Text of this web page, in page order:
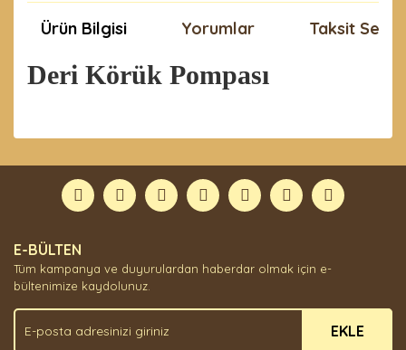
Ürün Bilgisi Yorumlar Taksit
Deri Körük Pompası
Yorum Yaz
formunu kullanarak tarafımıza iletebilirsiniz.
Görüş ve önerileriniz için teşekkür ederiz.
Ürün açıklamasında eksik bilgiler bulunuyor.
Ürün bilgilerinde hatalar bulunuyor.
Ürün fiyatı diğer sitelerden daha pahalı.
Bu ürüne benzer farklı alternatifler olmalı.
E-BÜLTEN
Tüm kampanya ve duyurulardan haberdar olmak için e-
bültenimize kaydolunuz.
EKLE